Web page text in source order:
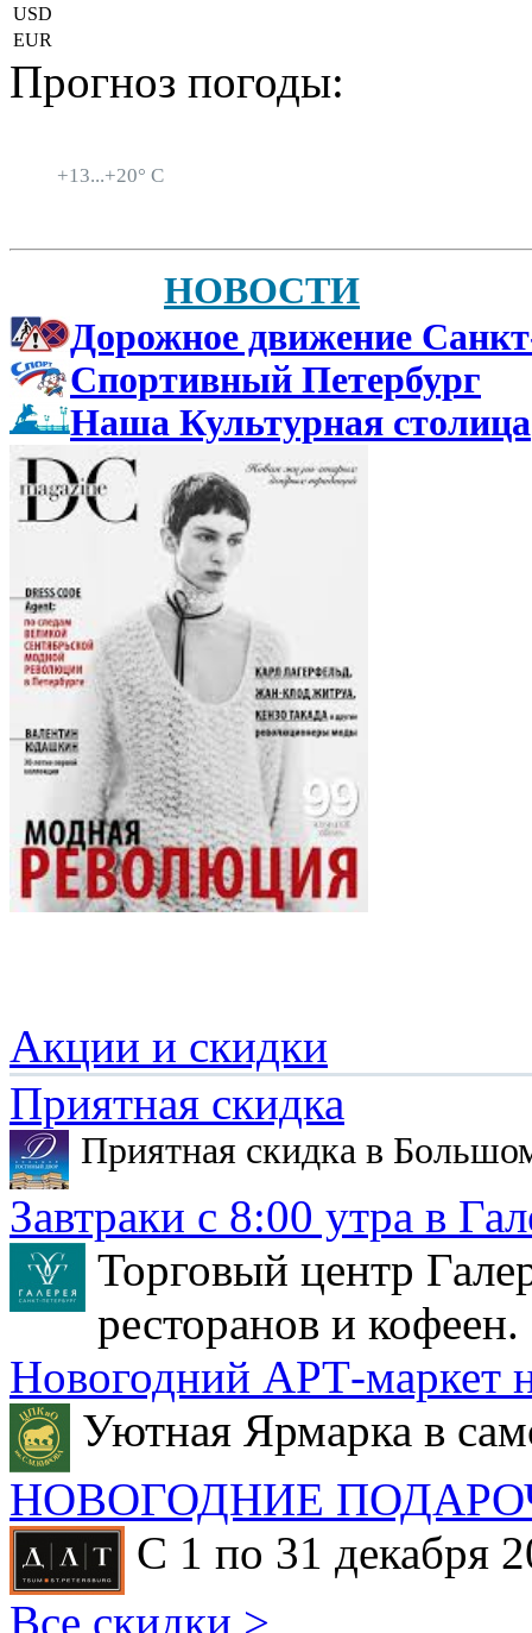
USD
EUR
Прогноз погоды:
+13...+20° C
НОВОСТИ
Дорожное движение
Спортивный Петербург
Наша Культурная столица
Акции и скидки
Приятная скидка
Приятная скидка в
Завтраки с 8:00 утра в
Торговый центр
ресторанов и кофеен.
Новогодний АРТ-маркет
Уютная Ярмарка в
НОВОГОДНИЕ
С 1 по 31 декабря
Все скидки >